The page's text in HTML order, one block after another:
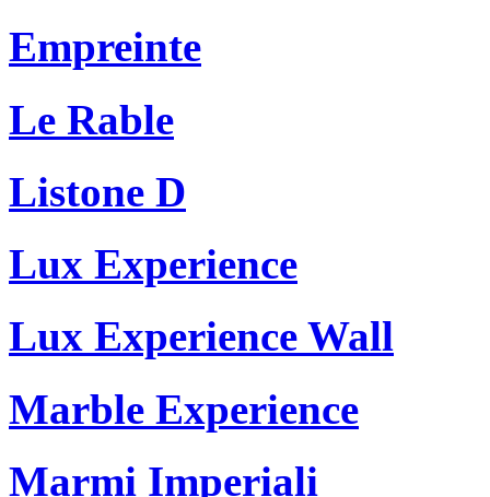
Empreinte
Le Rable
Listone D
Lux Experience
Lux Experience Wall
Marble Experience
Marmi Imperiali